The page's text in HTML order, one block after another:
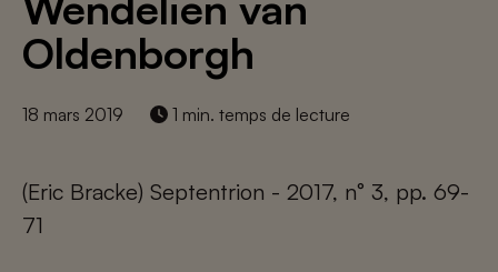
Oldenborgh
18 mars 2019 1 min. temps de lecture
(Eric Bracke) Septentrion - 2017, n° 3, pp. 69-
71